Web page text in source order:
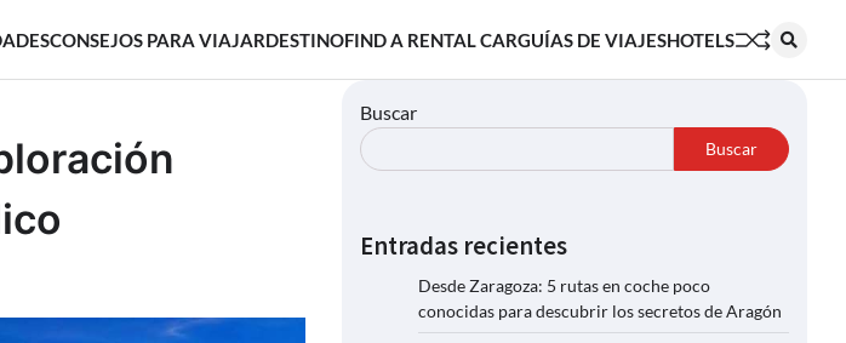
CONSEJOS PARA VIAJARDESTINOFIND A RENTAL CARGUÍAS DE VIAJESHOTELS
Buscar
Buscar
Entradas recientes
Desde Zaragoza: 5 rutas en coche poco
conocidas para descubrir los secretos de Aragón